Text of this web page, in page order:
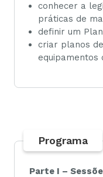
conhecer a
práticas de
definir um
criar planos
equipamentos
Programa
Parte I –